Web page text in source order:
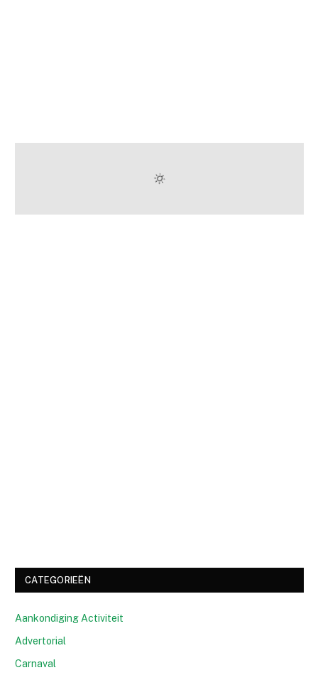
CATEGORIEËN
Aankondiging Activiteit
Advertorial
Carnaval